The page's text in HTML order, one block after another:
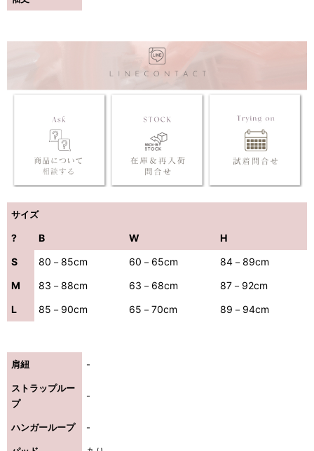
サイズ
? B W
H
S
80－85cm 60－65cm
84－89cm
M
83－88cm 63－68cm
87－92cm
L
85－90cm 65－70cm 89－94cm
肩紐 -
ストラップルー
プ
-
ハンガーループ -